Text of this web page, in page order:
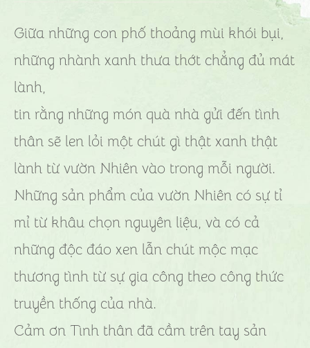
Giữa những con phố thoảng mùi khói bụi,
những nhành xanh thưa thớt chẳng đủ mát
lành,
tin rằng những món quà nhà gửi đến tình
thân sẽ len lỏi một chút gì thật xanh thật
lành từ vườn Nhiên vào trong mỗi người.
Những sản phẩm của vườn Nhiên có sự tỉ
mỉ từ khâu chọn nguyên liệu, và có cả
những độc đáo xen lẫn chút mộc mạc
thương tình từ sự gia công theo công thức
truyền thống của nhà.
Cảm ơn Tình thân đã cầm trên tay sản